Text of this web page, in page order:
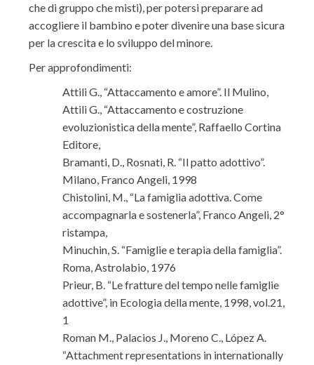
che di gruppo che misti), per potersi preparare ad
accogliere il bambino e poter divenire una base sicura
per la crescita e lo sviluppo del minore.
Per approfondimenti:
Attili G., “Attaccamento e amore”. Il Mulino,
Attili G., “Attaccamento e costruzione
evoluzionistica della mente”, Raffaello Cortina
Editore,
Bramanti, D., Rosnati, R. “Il patto adottivo”.
Milano, Franco Angeli, 1998
Chistolini, M., “La famiglia adottiva. Come
accompagnarla e sostenerla”, Franco Angeli, 2°
ristampa,
Minuchin, S. “Famiglie e terapia della famiglia”.
Roma, Astrolabio, 1976
Prieur, B. “Le fratture del tempo nelle famiglie
adottive”, in Ecologia della mente, 1998, vol.21,
1
Roman M., Palacios J., Moreno C., López A.
“Attachment representations in internationally